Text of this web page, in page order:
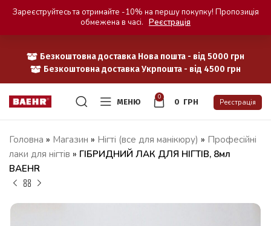
Безкоштовна доставка Нова пошта - від 5000 грн
Безкоштовна доставка Укрпошта - від 4500 грн
МЕНЮ
0
0 ГРН Реєстрація
Головна » Магазин » Нігті (все для манікюру) » Професійні
лаки для нігтів » ГІБРИДНИЙ ЛАК ДЛЯ НІГТІВ, 8мл
BAEHR
Зареєструйтесь та отримайте -10% на першу покупку! Пропозиція
обмежена в часі. Реєстрація